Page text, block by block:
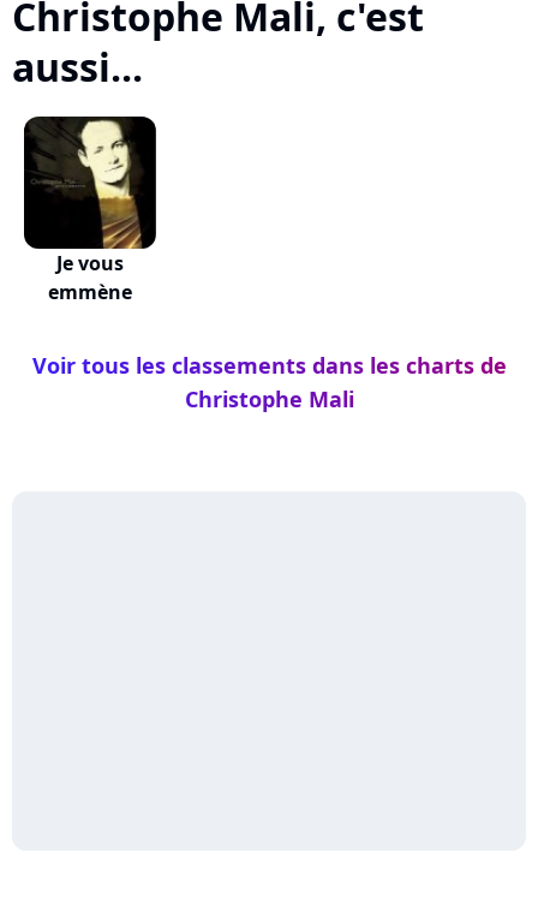
Christophe Mali, c'est
aussi...
Je vous
emmène
Voir tous les classements dans les charts de
Christophe Mali